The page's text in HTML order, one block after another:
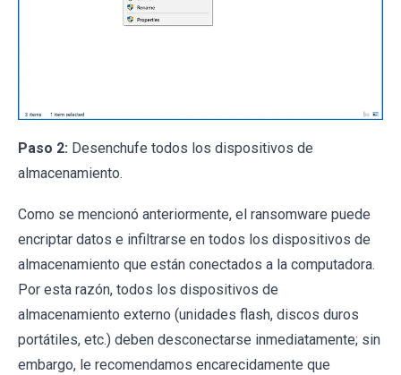
Paso 2: Desenchufe todos los dispositivos de
almacenamiento.
Como se mencionó anteriormente, el ransomware puede
encriptar datos e infiltrarse en todos los dispositivos de
almacenamiento que están conectados a la computadora.
Por esta razón, todos los dispositivos de
almacenamiento externo (unidades flash, discos duros
portátiles, etc.) deben desconectarse inmediatamente; sin
embargo, le recomendamos encarecidamente que